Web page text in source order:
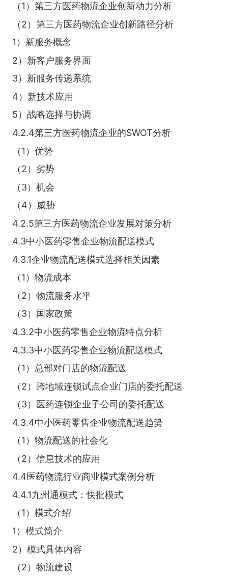
（1）第三方医药物流企业创新动力分析
（2）第三方医药物流企业创新路径分析
1）新服务概念
2）新客户服务界面
3）新服务传递系统
4）新技术应用
5）战略选择与协调
4.2.4第三方医药物流企业的SWOT分析
（1）优势
（2）劣势
（3）机会
（4）威胁
4.2.5第三方医药物流企业发展对策分析
4.3中小医药零售企业物流配送模式
4.3.1企业物流配送模式选择相关因素
（1）物流成本
（2）物流服务水平
（3）国家政策
4.3.2中小医药零售企业物流特点分析
4.3.3中小医药零售企业物流配送模式
（1）总部对门店的物流配送
（2）跨地域连锁试点企业门店的委托配送
（3）医药连锁企业子公司的委托配送
4.3.4中小医药零售企业物流配送趋势
（1）物流配送的社会化
（2）信息技术的应用
4.4医药物流行业商业模式案例分析
4.4.1九州通模式：快批模式
（1）模式介绍
1）模式简介
2）模式具体内容
（2）物流建设